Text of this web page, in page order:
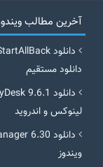
آخرین مطالب
دانلود مستقیم
لینوکس و اندروید
ویندوز